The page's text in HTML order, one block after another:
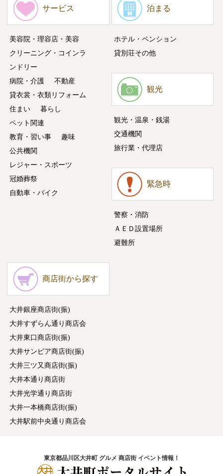
サービス
美容院・理容店・美容
クリーニング・コインラ
ンドリー
病院・介護
不動産
貸衣裳・衣類リフォーム
住まい
暮らし
ペット関連
教育・習い事
趣味
公共機関
レジャー・スポーツ
冠婚葬祭
自動車・バイク
泊まる
ホテル・ペンション
貸別荘その他
観光
観光・温泉・銭湯
交通機関
旅行業・代理店
緊急時
警察・消防
ＡＥＤ設置場所
避難所
商店街から探す
大井銀座商店街(振)
大井すずらん通り商店会
大井東口商店街(振)
大井サンピア商店街(振)
大井三ツ又商店街(振)
大井本通り商店街
大井光学通り商店街
大井一本橋商店街(振)
大井駅前中央通り商店会
東京都品川区大井町 グルメ 商店街 イベント情報！